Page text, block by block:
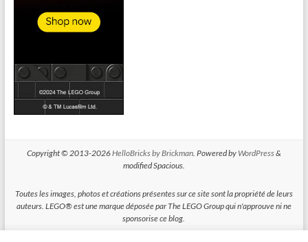
Copyright © 2013-2026HelloBricks by Brickman. Powered by WordPress&
modified Spacious.
Toutes les images, photos et créations présentes sur ce site sont la propriété de leurs
auteurs. LEGO® est une marque déposée par The LEGO Group qui n'approuve ni ne
sponsorise ce blog.